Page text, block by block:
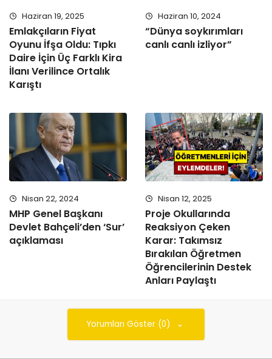
Haziran 19, 2025
Emlakçıların Fiyat
Oyunu İfşa Oldu: Tıpkı
Daire İçin Üç Farklı Kira
İlanı Verilince Ortalık
Karıştı
Haziran 10, 2024
“Dünya soykırımları
canlı canlı izliyor”
Nisan 22, 2024
MHP Genel Başkanı
Devlet Bahçeli’den ‘Sur’
açıklaması
Nisan 12, 2025
Proje Okullarında
Reaksiyon Çeken
Karar: Takımsız
Bırakılan Öğretmen
Öğrencilerinin Destek
Anları Paylaştı
Yorumları Göster (0)